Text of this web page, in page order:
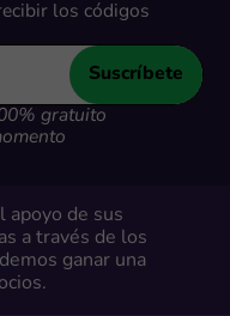
los códigos
Suscríbete
gratuito
apoyo de sus
a través de los
ganar una